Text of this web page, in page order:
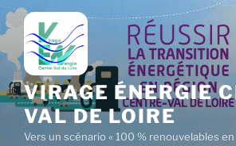
Aller
au
contenu
principal
VIRAGE ÉNERGIE
VAL DE LOIRE
Vers un scénario « 100 % renouvelables